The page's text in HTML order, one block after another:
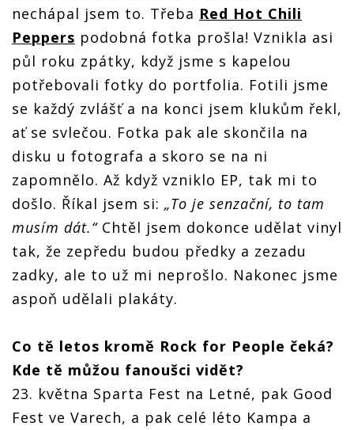
nechápal jsem to. Třeba Red Hot Chili
Peppers podobná fotka prošla! Vznikla asi
půl roku zpátky, když jsme s kapelou
potřebovali fotky do portfolia. Fotili jsme
se každý zvlášť a na konci jsem klukům řekl,
ať se svlečou. Fotka pak ale skončila na
disku u fotografa a skoro se na ni
zapomnělo. Až když vzniklo EP, tak mi to
došlo. Říkal jsem si: „To je senzační, to tam
musím dát.“Chtěl jsem dokonce udělat vinyl
tak, že zepředu budou předky a zezadu
zadky, ale to už mi neprošlo. Nakonec jsme
aspoň udělali plakáty.
Co tě letos kromě Rock for People čeká?
Kde tě můžou fanoušci vidět?
23. května Sparta Fest na Letné, pak Good
Fest ve Varech, a pak celé léto Kampa a